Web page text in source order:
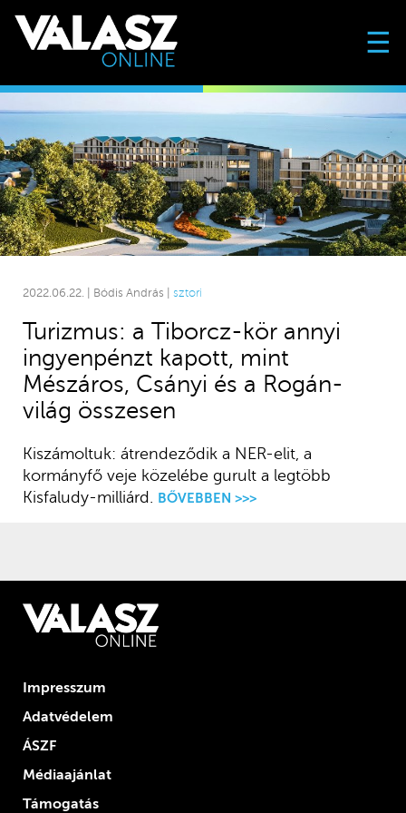
☰
2022.06.22. | Bódis András | sztori
Turizmus: a Tiborcz-kör annyi
ingyenpénzt kapott, mint
Mészáros, Csányi és a Rogán-
világ összesen
Kiszámoltuk: átrendeződik a NER-elit, a
kormányfő veje közelébe gurult a legtöbb
Kisfaludy-milliárd. BŐVEBBEN >>>
Impresszum
Adatvédelem
ÁSZF
Médiaajánlat
Támogatás